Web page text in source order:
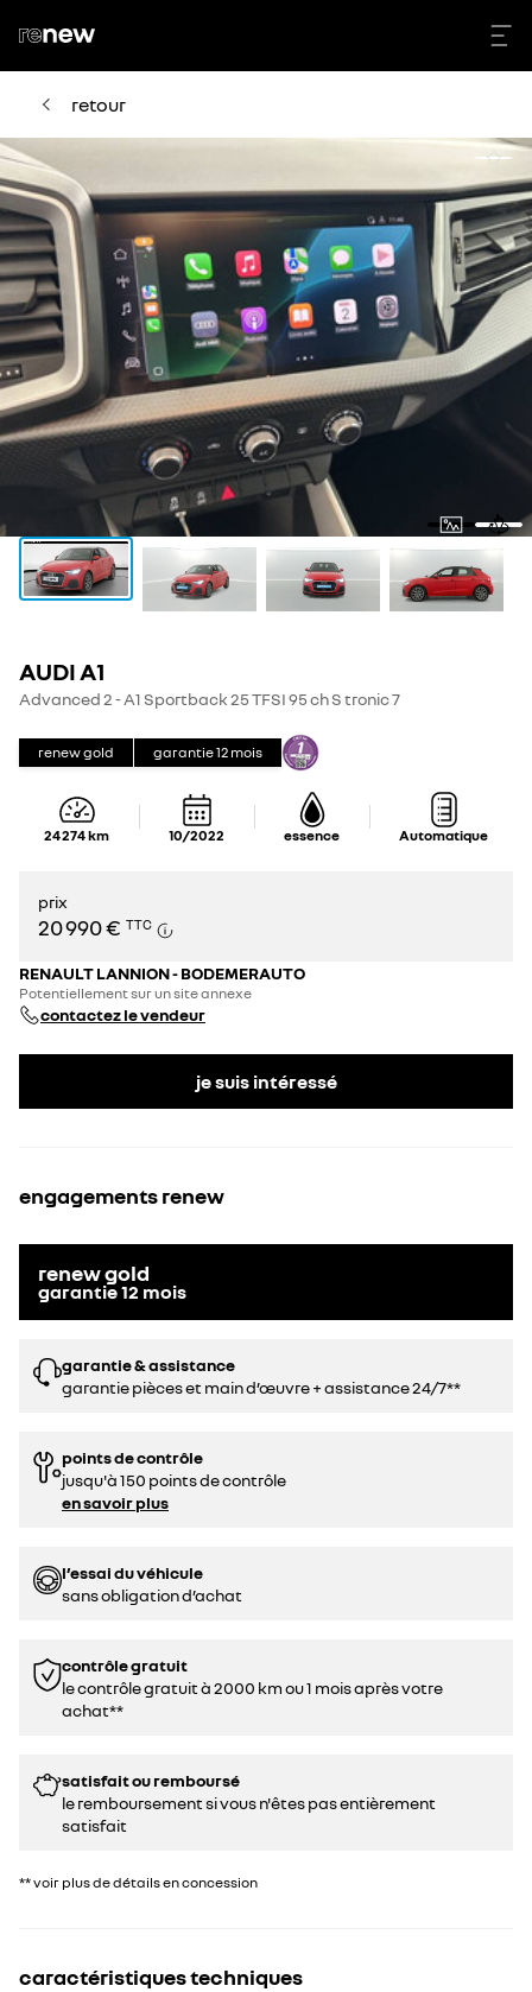
retour
AUDI A1
Advanced 2 - A1 Sportback 25 TFSI 95 ch S tronic 7
renew gold garantie12 mois
24 274km 10/2022 essence Automatique
prix
20 990 € TTC
RENAULT LANNION - BODEMERAUTO
Potentiellement sur un site annexe
contactez le vendeur
je suis intéressé
engagements renew
renew gold
garantie12 mois
garantie & assistance
garantie pièces et main d’œuvre + assistance 24/7**
points de contrôle
jusqu'à 150 points de contrôle
en savoir plus
l’essai du véhicule
sans obligation d’achat
contrôle gratuit
le contrôle gratuit à 2000 km ou 1 mois après votre
achat**
satisfait ou remboursé
le remboursement si vous n'êtes pas entièrement
satisfait
** voir plus de détails en concession
caractéristiques techniques